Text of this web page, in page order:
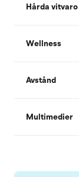
Hårda vitvaro
Wellness
Avstånd
Multimedier